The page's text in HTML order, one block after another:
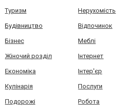
Туризм Нерухомість
Будівництво Відпочинок
Бізнес Меблі
Жіночий розділ Інтернет
Економіка Інтер'єр
Кулінарія Послуги
Подорожі Робота